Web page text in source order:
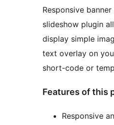
Responsive
slideshow plugin
display simple
text overlay on
short-code or
Features of this
Responsive